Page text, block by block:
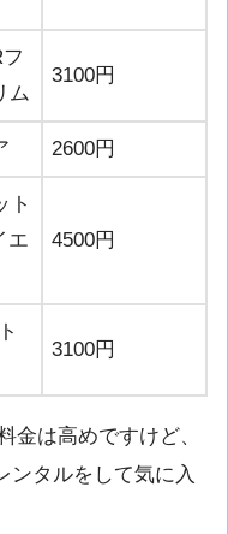
ム
3100円
2600円
ト
エ
4500円
3100円
金は高めですけど、
ンタルをして気に入